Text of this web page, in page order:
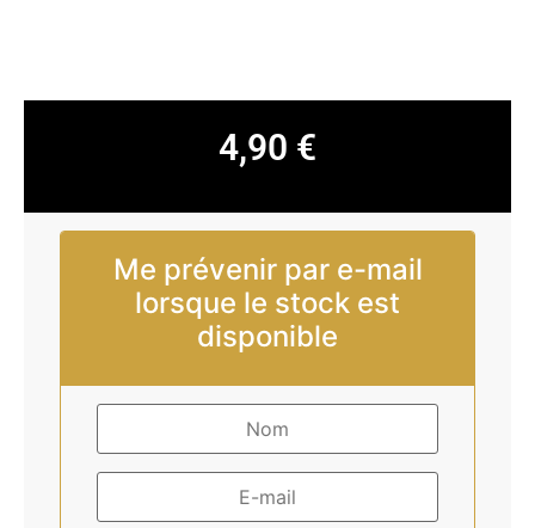
4,90 €
Me prévenir par e-mail
lorsque le stock est
disponible